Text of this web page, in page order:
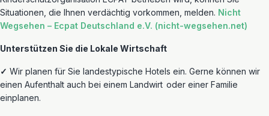
Situationen, die Ihnen verdächtig vorkommen, melden. Nicht
Wegsehen – Ecpat Deutschland e.V. (nicht-wegsehen.net)
Unterstützen Sie die Lokale Wirtschaft
✓ Wir planen für Sie landestypische Hotels ein. Gerne können wir
einen Aufenthalt auch bei einem Landwirt oder einer Familie
einplanen.